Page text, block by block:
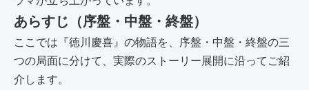
あらすじ（序盤・中盤・終盤）
ここでは『徳川慶喜』の物語を、序盤・中盤・終盤の三
つの局面に分けて、実際のストーリー展開に沿ってご紹
介します。